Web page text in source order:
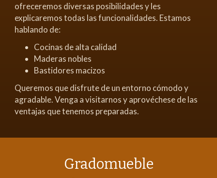
ofreceremos diversas posibilidades y les
explicaremos todas las funcionalidades. Estamos
hablando de:
Cocinas de alta calidad
Maderas nobles
Bastidores macizos
Queremos que disfrute de un entorno cómodo y
agradable. Venga a visitarnos y aprovéchese de las
ventajas que tenemos preparadas.
Gradomueble